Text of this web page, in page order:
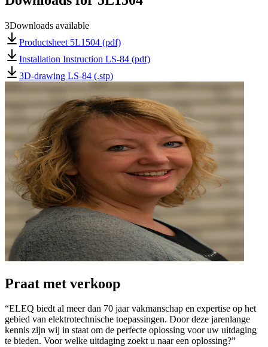
3Downloads available
Productsheet 5L1504 (pdf)
Installation Instruction LS-84 (pdf)
3D-drawing LS-84 (.stp)
Praat met verkoop
“ELEQ biedt al meer dan 70 jaar vakmanschap en expertise op het
gebied van elektrotechnische toepassingen. Door deze jarenlange
kennis zijn wij in staat om de perfecte oplossing voor uw uitdaging
te bieden. Voor welke uitdaging zoekt u naar een oplossing?”